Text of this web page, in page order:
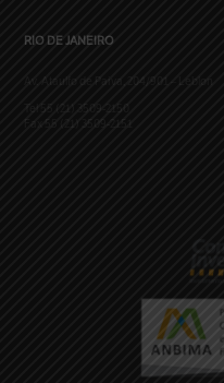
RIO DE JANEIRO
Av. Ataulfo de Paiva, 204/901 – Leblon
Tel 55 (21) 3509-2150
Fax 55 (21) 3509-2151